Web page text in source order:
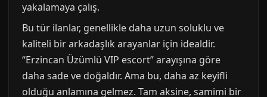
yakalamaya çalış.
Bu tür ilanlar, genellikle daha uzun soluklu ve
kaliteli bir arkadaşlık arayanlar için idealdir.
“Erzincan Üzümlü VIP escort” arayışına göre
daha sade ve doğaldır. Ama bu, daha az keyifli
olduğu anlamına gelmez. Tam aksine, samimi bir